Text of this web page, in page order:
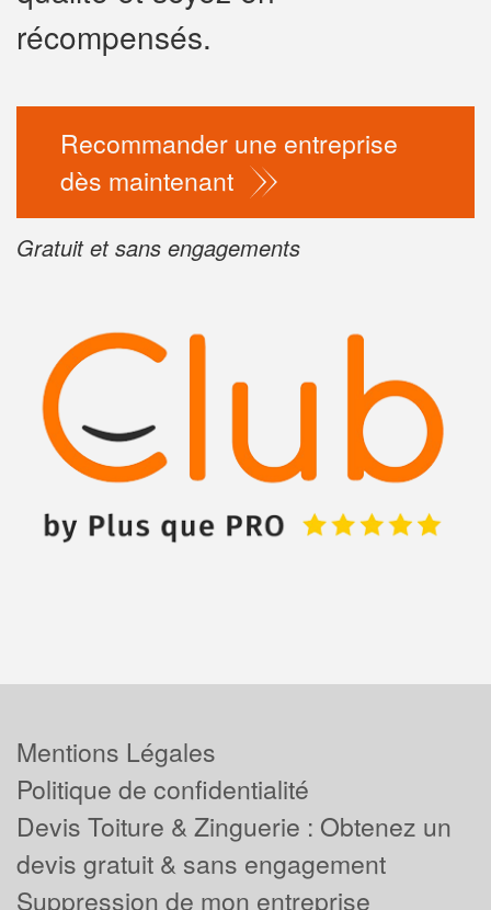
récompensés.
Recommander une entreprise
dès maintenant
Gratuit et sans engagements
vos
Mentions Légales
Politique de confidentialité
Devis Toiture & Zinguerie : Obtenez un
devis gratuit & sans engagement
Suppression de mon entreprise